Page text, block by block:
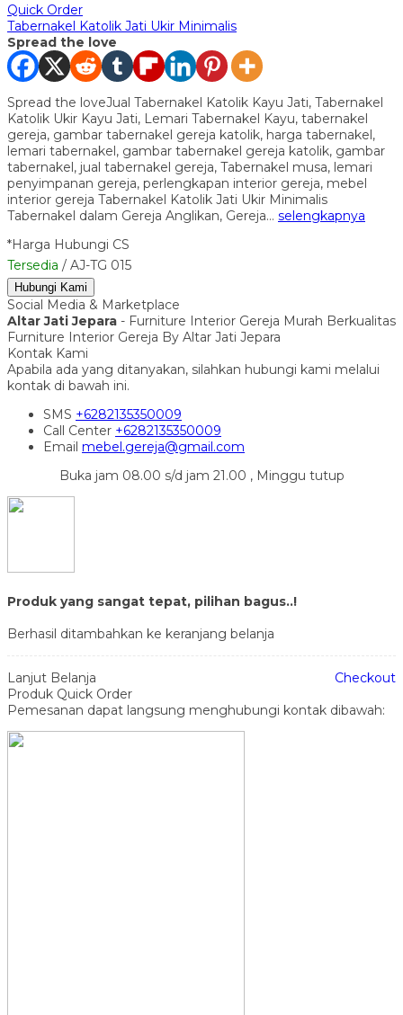
Quick Order
Tabernakel Katolik Jati Ukir Minimalis
Spread the love
Spread the loveJual Tabernakel Katolik Kayu Jati, Tabernakel
Katolik Ukir Kayu Jati, Lemari Tabernakel Kayu, tabernakel
gereja, gambar tabernakel gereja katolik, harga tabernakel,
lemari tabernakel, gambar tabernakel gereja katolik, gambar
tabernakel, jual tabernakel gereja, Tabernakel musa, lemari
penyimpanan gereja, perlengkapan interior gereja, mebel
interior gereja Tabernakel Katolik Jati Ukir Minimalis
Tabernakel dalam Gereja Anglikan, Gereja… selengkapnya
*Harga Hubungi CS
Tersedia / AJ-TG 015
Hubungi Kami
Social Media & Marketplace
Altar Jati Jepara - Furniture Interior Gereja Murah Berkualitas
Furniture Interior Gereja By Altar Jati Jepara
Kontak Kami
Apabila ada yang ditanyakan, silahkan hubungi kami melalui
kontak di bawah ini.
SMS +6282135350009
Call Center +6282135350009
Email mebel.gereja@gmail.com
Buka jam 08.00 s/d jam 21.00 , Minggu tutup
Produk yang sangat tepat, pilihan bagus..!
Berhasil ditambahkan ke keranjang belanja
Lanjut Belanja
Checkout
Produk Quick Order
Pemesanan dapat langsung menghubungi kontak dibawah: